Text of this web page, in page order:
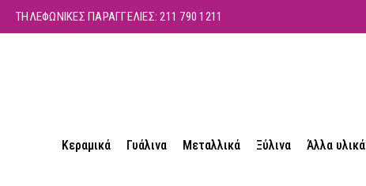
ΤΗΛΕΦΩΝΙΚΕΣ ΠΑΡΑΓΓΕΛΙΕΣ:211 790 1211
Κεραμικά Γυάλινα Μεταλλικά Ξύλινα Άλλα υλικά